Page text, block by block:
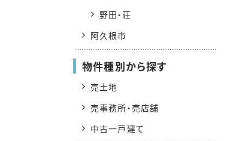
野田・荘
阿久根市
物件種別から探す
売土地
売事務所・売店舗
中古一戸建て